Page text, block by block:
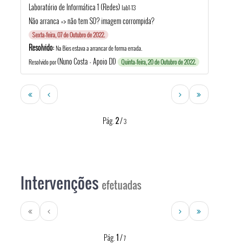
Laboratório de Informática 1 (Redes) lab1-13
Não arranca => não tem SO? imagem corrompida?
Sexta-feira, 07 de Outubro de 2022.
Resolvido:Na Bios estava a arrancar de forma errada.
Resolvido por(Nuno Costa - Apoio DI) Quinta-feira, 20 de Outubro de 2022.
Pág. 2/3
Intervenções efetuadas
Pág. 1/7